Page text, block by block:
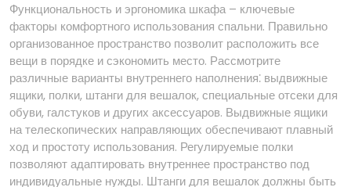
Функциональность и эргономика шкафа – ключевые
факторы комфортного использования спальни. Правильно
организованное пространство позволит расположить все
вещи в порядке и сэкономить место. Рассмотрите
различные варианты внутреннего наполнения⁚ выдвижные
ящики, полки, штанги для вешалок, специальные отсеки для
обуви, галстуков и других аксессуаров. Выдвижные ящики
на телескопических направляющих обеспечивают плавный
ход и простоту использования. Регулируемые полки
позволяют адаптировать внутреннее пространство под
индивидуальные нужды. Штанги для вешалок должны быть